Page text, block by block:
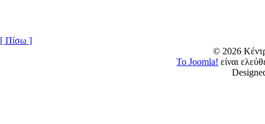
[ Πίσω ]
© 2026
Το Joomla! είναι